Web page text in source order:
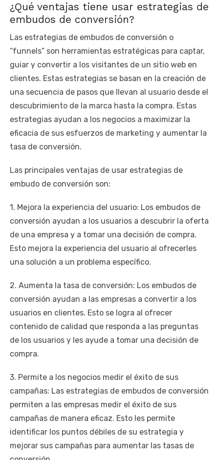
¿Qué ventajas tiene usar estrategias de
embudos de conversión?
Las estrategias de embudos de conversión o
“funnels” son herramientas estratégicas para captar,
guiar y convertir a los visitantes de un sitio web en
clientes. Estas estrategias se basan en la creación de
una secuencia de pasos que llevan al usuario desde el
descubrimiento de la marca hasta la compra. Estas
estrategias ayudan a los negocios a maximizar la
eficacia de sus esfuerzos de marketing y aumentar la
tasa de conversión.
Las principales ventajas de usar estrategias de
embudo de conversión son:
1. Mejora la experiencia del usuario: Los embudos de
conversión ayudan a los usuarios a descubrir la oferta
de una empresa y a tomar una decisión de compra.
Esto mejora la experiencia del usuario al ofrecerles
una solución a un problema específico.
2. Aumenta la tasa de conversión: Los embudos de
conversión ayudan a las empresas a convertir a los
usuarios en clientes. Esto se logra al ofrecer
contenido de calidad que responda a las preguntas
de los usuarios y les ayude a tomar una decisión de
compra.
3. Permite a los negocios medir el éxito de sus
campañas: Las estrategias de embudos de conversión
permiten a las empresas medir el éxito de sus
campañas de manera eficaz. Esto les permite
identificar los puntos débiles de su estrategia y
mejorar sus campañas para aumentar las tasas de